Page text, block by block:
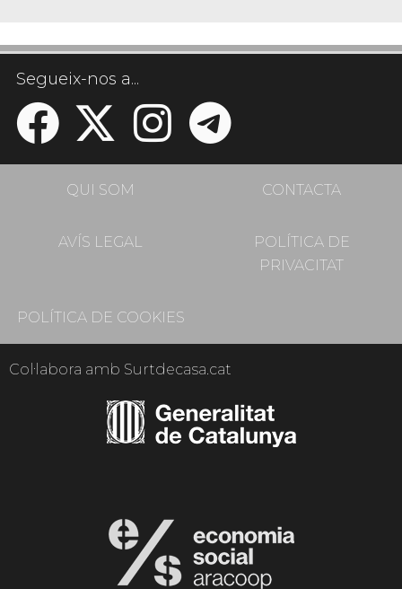
Segueix-nos a...
QUI SOM CONTACTA
AVÍS LEGAL
POLÍTICA DE
PRIVACITAT
POLÍTICA DE COOKIES
Col·labora amb Surtdecasa.cat